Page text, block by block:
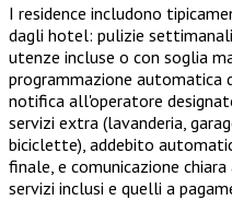
I residence includono
dagli hotel: pulizie
utenze incluse o con soglia
programmazione automatica
notifica all'operatore
servizi extra (lavanderia,
biciclette), addebito
finale, e comunicazione
servizi inclusi e quelli a